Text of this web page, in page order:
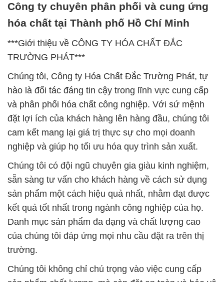
Công ty chuyên phân phối và cung ứng
hóa chất tại Thành phố Hồ Chí Minh
***Giới thiệu về CÔNG TY HÓA CHẤT ĐẮC
TRƯỜNG PHÁT***
Chúng tôi, Công ty Hóa Chất Đắc Trường Phát, tự
hào là đối tác đáng tin cậy trong lĩnh vực cung cấp
và phân phối hóa chất công nghiệp. Với sứ mệnh
đặt lợi ích của khách hàng lên hàng đầu, chúng tôi
cam kết mang lại giá trị thực sự cho mọi doanh
nghiệp và giúp họ tối ưu hóa quy trình sản xuất.
Chúng tôi có đội ngũ chuyên gia giàu kinh nghiệm,
sẵn sàng tư vấn cho khách hàng về cách sử dụng
sản phẩm một cách hiệu quả nhất, nhằm đạt được
kết quả tốt nhất trong ngành công nghiệp của họ.
Danh mục sản phẩm đa dạng và chất lượng cao
của chúng tôi đáp ứng mọi nhu cầu đặt ra trên thị
trường.
Chúng tôi không chỉ chú trọng vào việc cung cấp